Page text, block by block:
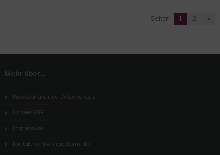
Seiten: 1 2 »
Mehr über...
Privatsphäre und Datenschutz
Unsere AGB
Impressum
Kontakt und Anfrageformular